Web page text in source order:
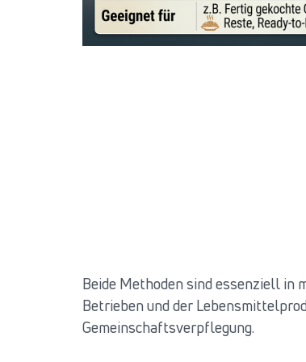
Beide Methoden sind essenziell in
Betrieben und der
Gemeinschaftsverpflegung.